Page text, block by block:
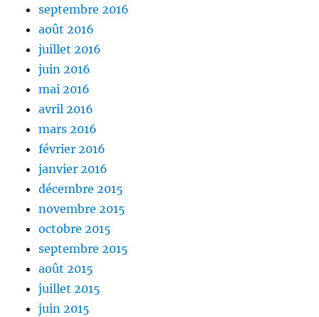
septembre 2016
août 2016
juillet 2016
juin 2016
mai 2016
avril 2016
mars 2016
février 2016
janvier 2016
décembre 2015
novembre 2015
octobre 2015
septembre 2015
août 2015
juillet 2015
juin 2015